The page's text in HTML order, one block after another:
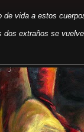
de vida a estos
dos extraños se